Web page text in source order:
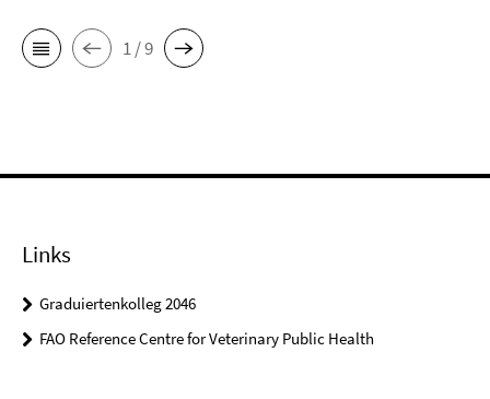
1 / 9
Links
Graduiertenkolleg 2046
FAO Reference Centre for Veterinary Public Health